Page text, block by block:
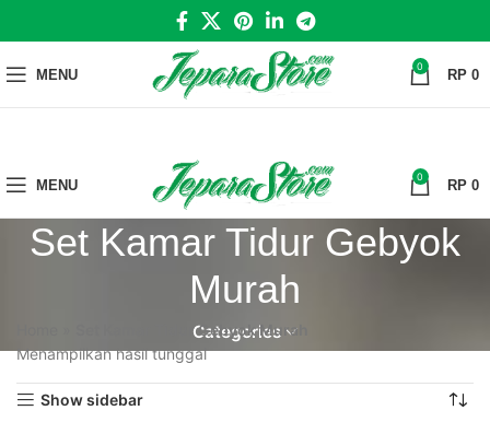
MENU 0 RP 0
MENU 0 RP 0
Set Kamar Tidur Gebyok
Murah
Categories
Set Kamar Tidur Gebyok Murah
Menampilkan hasil tunggal
Show sidebar